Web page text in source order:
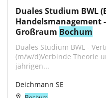
Duales Studium BWL
Handelsmanagement
Großraum Bochum
Duales Studium BWL -
(m/w/d)Verbinde Theorie
jährigen...
Deichmann SE